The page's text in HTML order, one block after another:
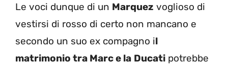
Le voci dunque di un Marquez voglioso di
vestirsi di rosso di certo non mancano e
secondo un suo ex compagno il
matrimonio tra Marc e la Ducati potrebbe